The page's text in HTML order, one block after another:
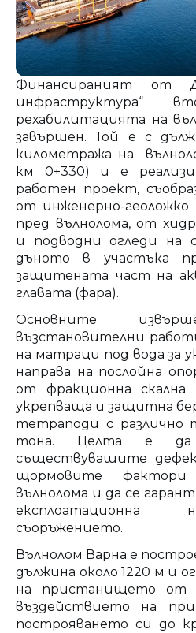
Финансираният от
рехабилитацията на
завършен. Той е с
километража на
км 0+330) и е
работен проект,
от инженерно-геоложко
пред вълнолома, от
и подводни огледи на
дъното в участъка
защитената част на
главата (фара).
Основните
възстановителни
на матраци под вода за
направа на послойна
от фракционна скална
укрепваща и защитна
тетраподи с различно
тона. Целта е да
съществуващите
щормовите
вълнолома и да се
експлоатационна
съоръжението.
Вълнолом Варна е
дължина около 1220 м и
на пристанището от
въздействието на
построяването си до